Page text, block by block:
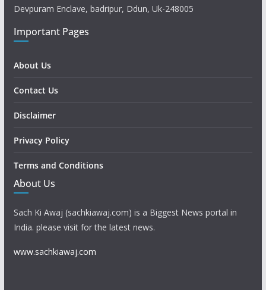
Devpuram Enclave, badripur, Ddun, Uk-248005
Important Pages
About Us
Contact Us
Disclaimer
Privacy Policy
Terms and Conditions
About Us
Sach Ki Awaj (sachkiawaj.com) is a Biggest News portal in
India. please visit for the latest news.
www.sachkiawaj.com